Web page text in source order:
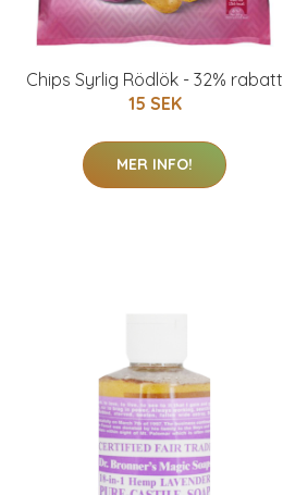
Chips Syrlig Rödlök - 32% rabatt
15 SEK
MER INFO!